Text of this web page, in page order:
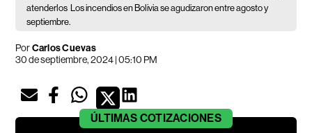
atenderlos
Los incendios en Bolivia se agudizaron entre agosto y
septiembre.
PorCarlos Cuevas
30 de septiembre, 2024 | 05:10 PM
ÚLTIMAS COTIZACIONES